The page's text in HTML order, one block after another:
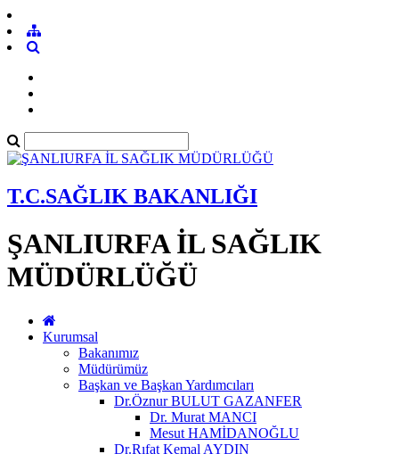
T.C.SAĞLIK BAKANLIĞI
ŞANLIURFA İL SAĞLIK
MÜDÜRLÜĞÜ
Kurumsal
Bakanımız
Müdürümüz
Başkan ve Başkan Yardımcıları
Dr.Öznur BULUT GAZANFER
Dr. Murat MANCI
Mesut HAMİDANOĞLU
Dr.Rıfat Kemal AYDIN